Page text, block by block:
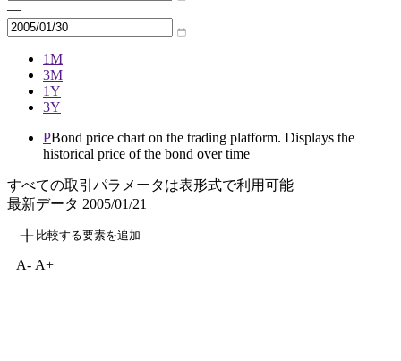
—
1M
3M
1Y
3Y
PBond price chart on the trading platform. Displays the
historical price of the bond over time
すべての取引パラメータは表形式で利用可能
最新データ 2005/01/21
比較する要素を追加